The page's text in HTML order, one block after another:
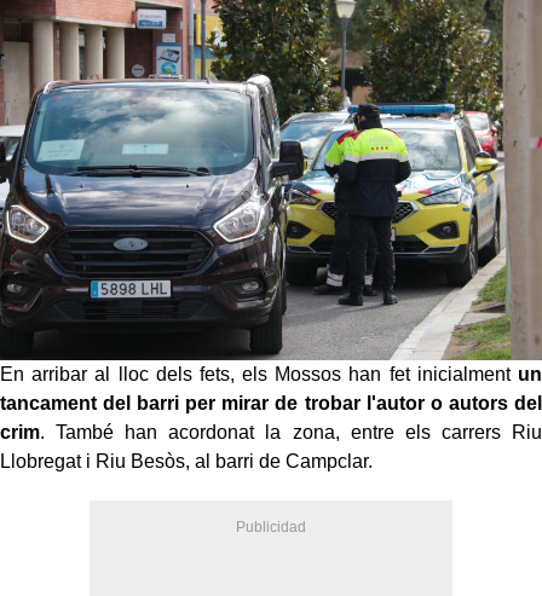
En arribar al lloc dels fets, els Mossos han fet inicialment un
tancament del barri per mirar de trobar l'autor o autors del
crim. També han acordonat la zona, entre els carrers Riu
Llobregat i Riu Besòs, al barri de Campclar.